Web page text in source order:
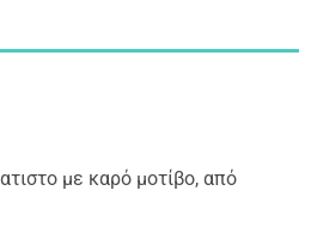
με καρό μοτίβο, από